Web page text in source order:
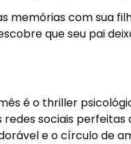
memórias com sua
que seu pai
é o thriller
sociais
e o círculo de